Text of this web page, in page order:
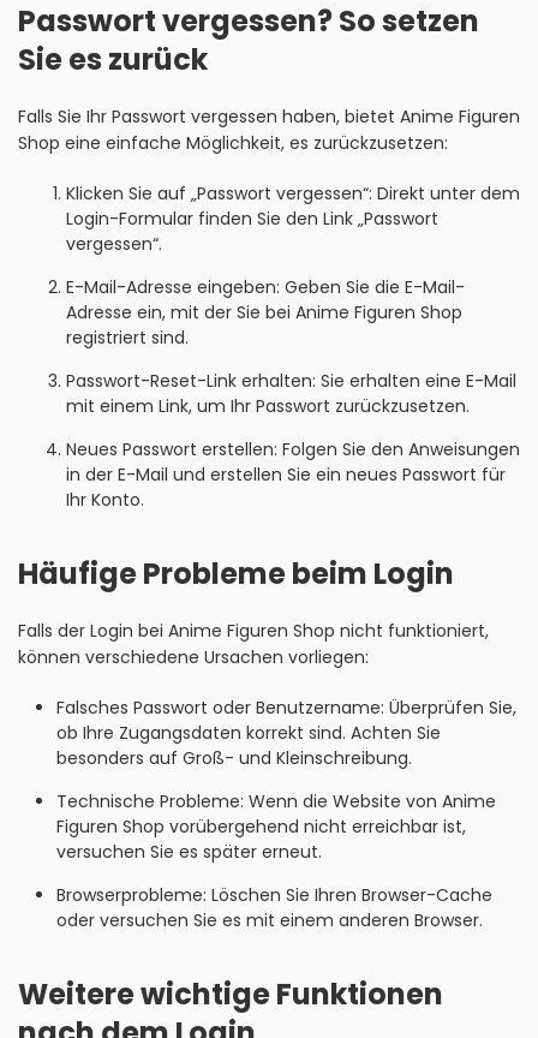
Passwort vergessen? So setzen
Sie es zurück
Falls Sie Ihr Passwort vergessen haben, bietet Anime Figuren
Shop eine einfache Möglichkeit, es zurückzusetzen:
Klicken Sie auf „Passwort vergessen“: Direkt unter dem
Login-Formular finden Sie den Link „Passwort
vergessen“.
E-Mail-Adresse eingeben: Geben Sie die E-Mail-
Adresse ein, mit der Sie bei Anime Figuren Shop
registriert sind.
Passwort-Reset-Link erhalten: Sie erhalten eine E-Mail
mit einem Link, um Ihr Passwort zurückzusetzen.
Neues Passwort erstellen: Folgen Sie den Anweisungen
in der E-Mail und erstellen Sie ein neues Passwort für
Ihr Konto.
Häufige Probleme beim Login
Falls der Login bei Anime Figuren Shop nicht funktioniert,
können verschiedene Ursachen vorliegen:
Falsches Passwort oder Benutzername: Überprüfen Sie,
ob Ihre Zugangsdaten korrekt sind. Achten Sie
besonders auf Groß- und Kleinschreibung.
Technische Probleme: Wenn die Website von Anime
Figuren Shop vorübergehend nicht erreichbar ist,
versuchen Sie es später erneut.
Browserprobleme: Löschen Sie Ihren Browser-Cache
oder versuchen Sie es mit einem anderen Browser.
Weitere wichtige Funktionen